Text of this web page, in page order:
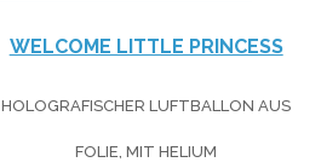
WELCOME LITTLE PRINCESS
HOLOGRAFISCHER LUFTBALLON AUS
FOLIE, MIT HELIUM